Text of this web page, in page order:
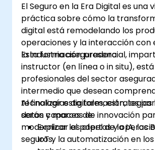
El Seguro en la Era Digital es una
práctica sobre cómo la
digital está remodelando los
operaciones y la interacción con
la industria aseguradora.
Esta formación presencial,
instructor (en línea o in situ),
profesionales del sector
intermedio que desean
tecnologías digitales, estrategias
datos y marcos de innovación
modernizar las ofertas y
seguros.
Al finalizar esta formación, los
serán capaces de:
Explicar el papel de la IA, los
IoT y la automatización en